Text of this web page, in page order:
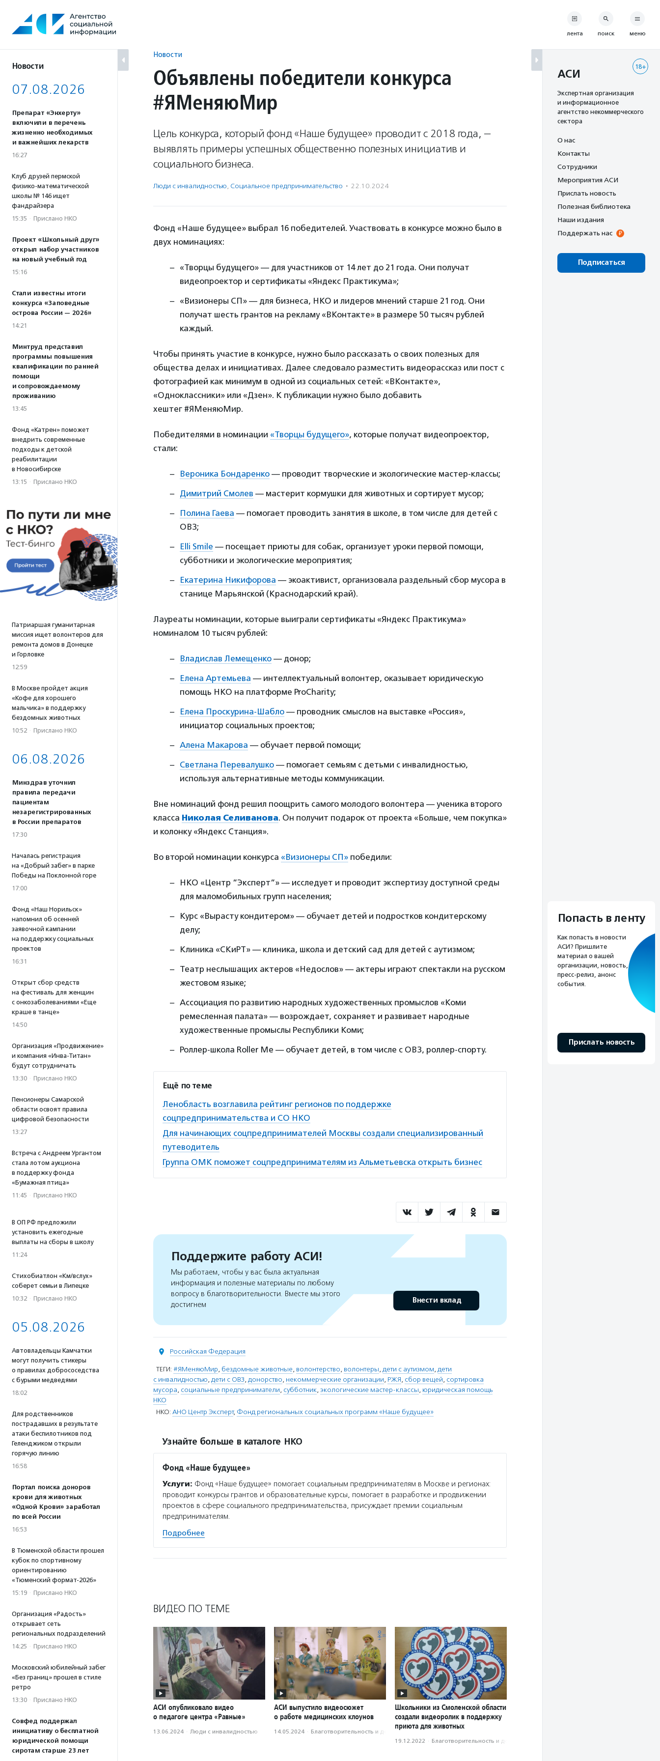
содержанию
Новости
07.08.2026
Препарат «Энхерту»
включили в перечень
жизненно необходимых
и важнейших лекарств
16:27
Клуб друзей пермской
физико-математической
школы № 146 ищет
фандрайзера
15:35 · Прислано НКО
Проект «Школьный друг»
открыл набор участников
на новый учебный год
15:16
Стали известны итоги
конкурса «Заповедные
острова России — 2026»
14:21
Минтруд представил
программы повышения
квалификации по ранней
помощи
и сопровождаемому
проживанию
13:45
Фонд «Катрен» поможет
внедрить современные
подходы к детской
реабилитации
в Новосибирске
13:15 · Прислано НКО
Патриаршая гуманитарная
миссия ищет волонтеров для
ремонта домов в Донецке
и Горловке
12:59
В Москве пройдет акция
«Кофе для хорошего
мальчика» в поддержку
бездомных животных
10:52 · Прислано НКО
06.08.2026
Минздрав уточнил
правила передачи
пациентам
незарегистрированных
в России препаратов
17:30
Началась регистрация
на «Добрый забег» в парке
Победы на Поклонной горе
17:00
Фонд «Наш Норильск»
напомнил об осенней
заявочной кампании
на поддержку социальных
проектов
16:31
Открыт сбор средств
на фестиваль для женщин
с онкозаболеваниями «Еще
краше в танце»
14:50
Организация «Продвижение»
и компания «Инва-Титан»
будут сотрудничать
13:30 · Прислано НКО
Пенсионеры Самарской
области освоят правила
цифровой безопасности
13:27
Встреча с Андреем Ургантом
стала лотом аукциона
в поддержку фонда
«Бумажная птица»
11:45 · Прислано НКО
В ОП РФ предложили
установить ежегодные
выплаты на сборы в школу
11:24
Стихобиатлон «Км/вслух»
соберет семьи в Липецке
10:32 · Прислано НКО
05.08.2026
Автовладельцы Камчатки
могут получить стикеры
о правилах добрососедства
с бурыми медведями
18:02
Для родственников
пострадавших в результате
атаки беспилотников под
Геленджиком открыли
горячую линию
16:58
Портал поиска доноров
крови для животных
«Одной Крови» заработал
по всей России
16:53
В Тюменской области прошел
кубок по спортивному
ориентированию
«Тюменский формат-2026»
15:19 · Прислано НКО
Организация «Радость»
открывает сеть
региональных подразделений
14:25 · Прислано НКО
Московский юбилейный забег
«Без границ» прошел в стиле
ретро
13:30 · Прислано НКО
Совфед поддержал
инициативу о бесплатной
юридической помощи
сиротам старше 23 лет
Новости
Объявлены победители конкурса
#ЯМеняюМир
Цель конкурса, который фонд «Наше будущее» проводит с 2018 года, —
выявлять примеры успешных общественно полезных инициатив и
социального бизнеса.
Люди с инвалидностью, Социальное предпри­нима­тель­ство · 22.10.2024
Фонд «Наше будущее» выбрал 16 победителей. Участвовать в конкурсе можно было в
двух номинациях:
«Творцы будущего» — для участников от 14 лет до 21 года. Они получат
видеопроектор и сертификаты «Яндекс Практикума»;
«Визионеры СП» — для бизнеса, НКО и лидеров мнений старше 21 год. Они
получат шесть грантов на рекламу «ВКонтакте» в размере 50 тысяч рублей
каждый.
Чтобы принять участие в конкурсе, нужно было рассказать о своих полезных для
общества делах и инициативах. Далее следовало разместить видеорассказ или пост с
фотографией как минимум в одной из социальных сетей: «ВКонтакте»,
«Одноклассники» или «Дзен». К публикации нужно было добавить
хештег #ЯМеняюМир.
Победителями в номинации «Творцы будущего», которые получат видеопроектор,
стали:
Вероника Бондаренко — проводит творческие и экологические мастер-классы;
Димитрий Смолев — мастерит кормушки для животных и сортирует мусор;
Полина Гаева — помогает проводить занятия в школе, в том числе для детей с
ОВЗ;
Elli Smile — посещает приюты для собак, организует уроки первой помощи,
субботники и экологические мероприятия;
Екатерина Никифорова — экоактивист, организовала раздельный сбор мусора в
станице Марьянской (Краснодарский край).
Лауреаты номинации, которые выиграли сертификаты «Яндекс Практикума»
номиналом 10 тысяч рублей:
Владислав Лемещенко — донор;
Елена Артемьева — интеллектуальный волонтер, оказывает юридическую
помощь НКО на платформе ProCharity;
Елена Проскурина-Шабло — проводник смыслов на выставке «Россия»,
инициатор социальных проектов;
Алена Макарова — обучает первой помощи;
Светлана Перевалушко — помогает семьям с детьми с инвалидностью,
используя альтернативные методы коммуникации.
Вне номинаций фонд решил поощрить самого молодого волонтера — ученика второго
класса Николая Селиванова. Он получит подарок от проекта «Больше, чем покупка»
и колонку «Яндекс Станция».
Во второй номинации конкурса «Визионеры СП» победили:
НКО «Центр ”Эксперт”» — исследует и проводит экспертизу доступной среды
для маломобильных групп населения;
Курс «Вырасту кондитером» — обучает детей и подростков кондитерскому
делу;
Клиника «СКиРТ» — клиника, школа и детский сад для детей с аутизмом;
Театр неслышащих актеров «Недослов» — актеры играют спектакли на русском
жестовом языке;
Ассоциация по развитию народных художественных промыслов «Коми
ремесленная палата» — возрождает, сохраняет и развивает народные
художественные промыслы Республики Коми;
Роллер-школа Roller Me — обучает детей, в том числе с ОВЗ, роллер-спорту.
Ещё по теме
Ленобласть возглавила рейтинг регионов по поддержке
соцпредпринимательства и СО НКО
Для начинающих соцпредпринимателей Москвы создали специализированный
путеводитель
Группа ОМК поможет соцпредпринимателям из Альметьевска открыть бизнес
Поддержите работу АСИ!
Мы работаем, чтобы у вас была актуальная
информация и полезные материалы по любому
вопросу в благотворительности. Вместе мы этого
достигнем
Внести вклад
Российская Федерация
ТЕГИ: #ЯМеняюМир, бездомные животные, волонтерство, волонтеры, дети с аутизмом, дети
с инвалидностью, дети с ОВЗ, донорство, некоммерческие организации, РЖЯ, сбор вещей, сортировка
мусора, социальные предприниматели, субботник, экологические мастер-классы, юридическая помощь
НКО
НКО: АНО Центр Эксперт, Фонд региональных социальных программ «Наше будущее»
Узнайте больше в каталоге НКО
Фонд «Наше будущее»
Услуги: Фонд «Наше будущее» помогает социальным предпринимателям в Москве и регионах:
проводит конкурсы грантов и образовательные курсы, помогает в разработке и продвижении
проектов в сфере социального предпринимательства, присуждает премии социальным
предпринимателям.
Подробнее
ВИДЕО ПО ТЕМЕ
АСИ опубликовало видео
о педагоге центра «Равные»
13.06.2024 · Люди с инвалидностью
АСИ выпустило видеосюжет
о работе медицинских клоунов
14.05.2024 · Благотвори­тель­ность и доброволь­чест­во
Школьники из Смоленской области
создали видеоролик в поддержку
приюта для животных
19.12.2022 · Благотвори­тель­ность и доброволь­чест­во
лента поиск меню
18+
АСИ
Экспертная организация
и информационное
агентство некоммерческого
сектора
О нас
Контакты
Сотрудники
Мероприятия АСИ
Прислать новость
Полезная библиотека
Наши издания
Поддержать нас
Подписаться
Попасть в ленту
Как попасть в новости
АСИ? Пришлите
материал о вашей
организации, новость,
пресс-релиз, анонс
события.
Прислать новость